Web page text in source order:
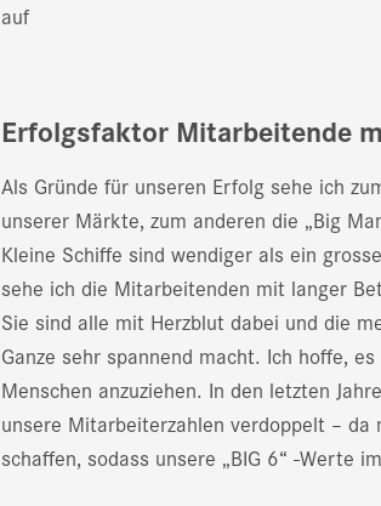
auf
Erfolgsfaktor Mitarbeitende
Als Gründe für unseren Erfolg sehe ich
unserer Märkte, zum anderen die „Big
Kleine Schiffe sind wendiger als ein
sehe ich die Mitarbeitenden mit langer
Sie sind alle mit Herzblut dabei und die
Ganze sehr spannend macht. Ich hoffe,
Menschen anzuziehen. In den letzten
unsere Mitarbeiterzahlen verdoppelt –
schaffen, sodass unsere „BIG 6“ -Werte